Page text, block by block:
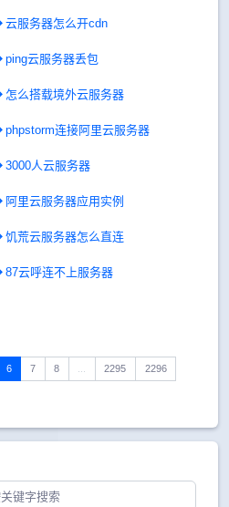
云服务器怎么开cdn
ping云服务器丢包
怎么搭载境外云服务器
phpstorm连接阿里云服务器
3000人云服务器
阿里云服务器应用实例
饥荒云服务器怎么直连
87云呼连不上服务器
6 7 8 2295 2296